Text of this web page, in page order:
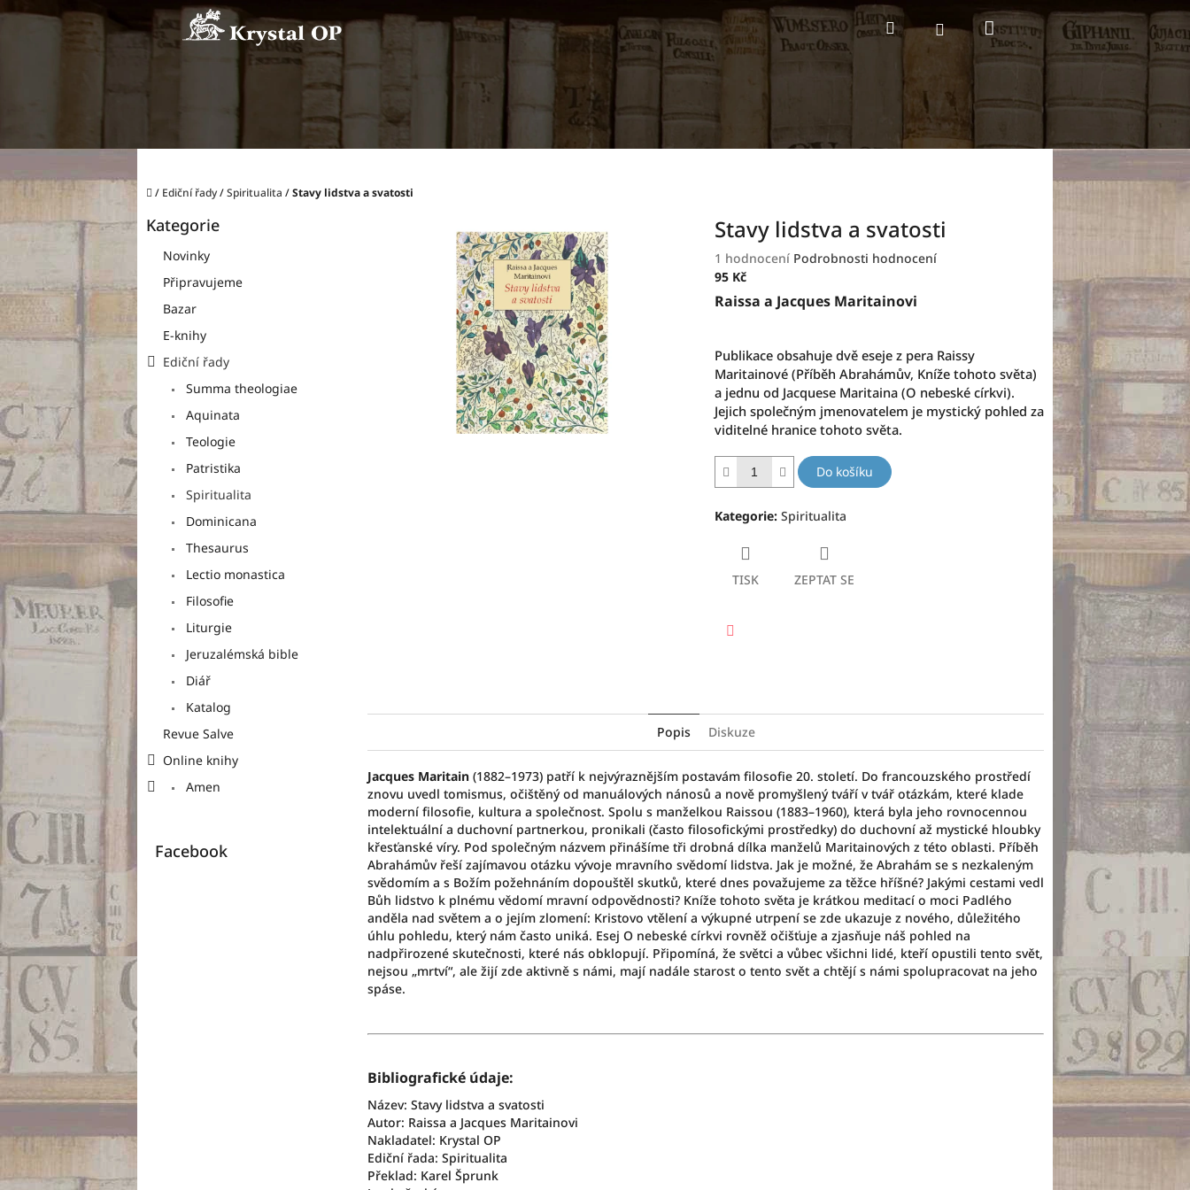
HledatPřihlášeníNákupní
košík
Domů
/ Ediční řady / Spiritualita / Stavy lidstva a svatosti
o
r
a
n
n
a
e
l
Přeskočit
Kategorie
Novinky
Připravujeme
Bazar
E-knihy
Ediční řady
Summa theologiae
Aquinata
Teologie
Patristika
Spiritualita
Dominicana
Thesaurus
Lectio monastica
Filosofie
Liturgie
Jeruzalémská bible
Diář
Katalog
Revue Salve
Online knihy
Amen
Facebook
Stavy lidstva a svatosti
Průměrné
hodnocení
produktu
je
5
hvězdiček.
1 hodnocení Podrobnosti hodnocení
95 Kč
Měrná
cena:
Raissa a Jacques Maritainovi
Publikace obsahuje dvě eseje z pera Raissy
Maritainové (Příběh Abrahámův, Kníže tohoto světa)
a jednu od Jacquese Maritaina (O nebeské církvi).
Jejich společným jmenovatelem je mystický pohled za
viditelné hranice tohoto světa.
Do košíku
Kategorie: Spiritualita
TISK ZEPTAT SE
Popis Diskuze
Jacques Maritain(1882–1973) patří k nejvýraznějším postavám filosofie 20. století. Do francouzského prostředí
znovu uvedl tomismus, očištěný od manuálových nánosů a nově promyšlený tváří v tvář otázkám, které klade
moderní filosofie, kultura a společnost. Spolu s manželkou Raissou (1883–1960), která byla jeho rovnocennou
intelektuální a duchovní partnerkou, pronikali (často filosofickými prostředky) do duchovní až mystické hloubky
křesťanské víry. Pod společným názvem přinášíme tři drobná dílka manželů Maritainových z této oblasti. Příběh
Abrahámův řeší zajímavou otázku vývoje mravního svědomí lidstva. Jak je možné, že Abrahám se s nezkaleným
svědomím a s Božím požehnáním dopouštěl skutků, které dnes považujeme za těžce hříšné? Jakými cestami vedl
Bůh lidstvo k plnému vědomí mravní odpovědnosti? Kníže tohoto světa je krátkou meditací o moci Padlého
anděla nad světem a o jejím zlomení: Kristovo vtělení a výkupné utrpení se zde ukazuje z nového, důležitého
úhlu pohledu, který nám často uniká. Esej O nebeské církvi rovněž očišťuje a zjasňuje náš pohled na
nadpřirozené skutečnosti, které nás obklopují. Připomíná, že světci a vůbec všichni lidé, kteří opustili tento svět,
nejsou „mrtví“, ale žijí zde aktivně s námi, mají nadále starost o tento svět a chtějí s námi spolupracovat na jeho
spáse.
Bibliografické údaje:
Název: Stavy lidstva a svatosti
Autor: Raissa a Jacques Maritainovi
Nakladatel: Krystal OP
Ediční řada: Spiritualita
Překlad: Karel Šprunk